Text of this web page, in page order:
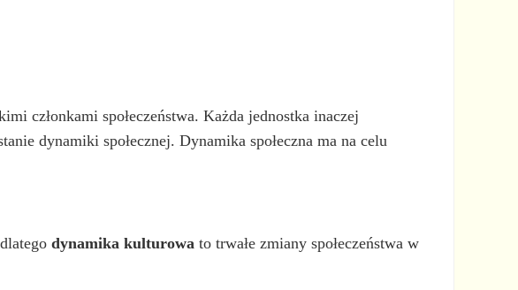
członkami społeczeństwa. Każda jednostka inaczej
dynamiki społecznej. Dynamika społeczna ma na celu
dynamika kulturowa to trwałe zmiany społeczeństwa w